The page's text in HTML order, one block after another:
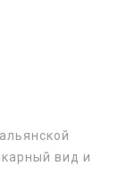
вид и